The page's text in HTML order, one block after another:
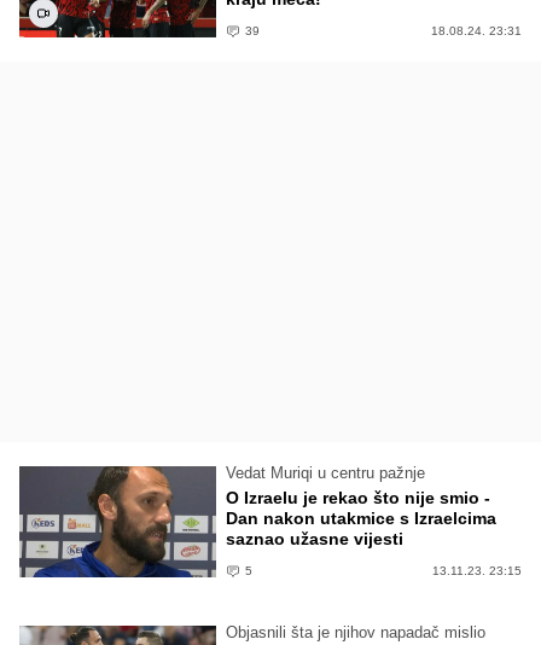
39 18.08.24. 23:31
Vedat Muriqi u centru pažnje
O Izraelu je rekao što nije smio -
Dan nakon utakmice s Izraelcima
saznao užasne vijesti
5 13.11.23. 23:15
Objasnili šta je njihov napadač mislio